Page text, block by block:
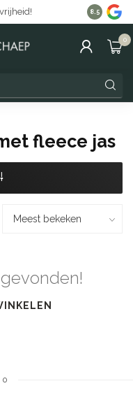
Gratis
8.5
0
fleece jas
0